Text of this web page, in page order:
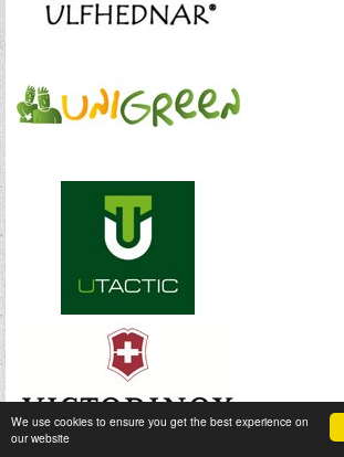
We use cookies to ensure you get the best experience on
our website